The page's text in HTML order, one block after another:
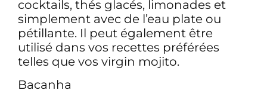
cocktails, thés glacés, limonades et
simplement avec de l’eau plate ou
pétillante. Il peut également être
utilisé dans vos recettes préférées
telles que vos virgin mojito.
Bacanha